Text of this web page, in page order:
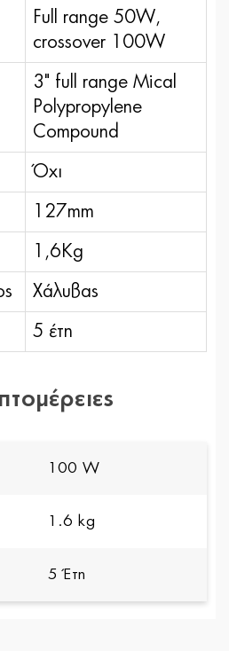
Full range 50W,
crossover 100W
3" full range Mical
Polypropylene
Compound
Όχι
127mm
1,6Kg
Χάλυβας
5 έτη
100 W
1.6 kg
5 Έτη